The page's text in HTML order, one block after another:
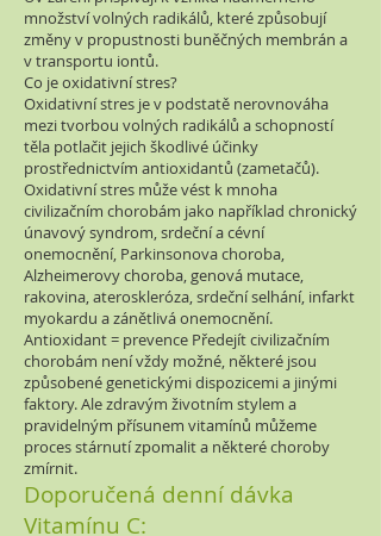
množství volných radikálů, které způsobují
změny v propustnosti buněčných membrán a
v transportu iontů.
Co je oxidativní stres?
Oxidativní stres je v podstatě nerovnováha
mezi tvorbou volných radikálů a schopností
těla potlačit jejich škodlivé účinky
prostřednictvím antioxidantů (zametačů).
Oxidativní stres může vést k mnoha
civilizačním chorobám jako například chronický
únavový syndrom, srdeční a cévní
onemocnění, Parkinsonova choroba,
Alzheimerovy choroba, genová mutace,
rakovina, ateroskleróza, srdeční selhání, infarkt
myokardu a zánětlivá onemocnění.
Antioxidant = prevence Předejít civilizačním
chorobám není vždy možné, některé jsou
způsobené genetickými dispozicemi a jinými
faktory. Ale zdravým životním stylem a
pravidelným přísunem vitamínů můžeme
proces stárnutí zpomalit a některé choroby
zmírnit.
Doporučená denní dávka
Vitamínu C: